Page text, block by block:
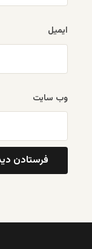
ایمیل
وب‌ سایت